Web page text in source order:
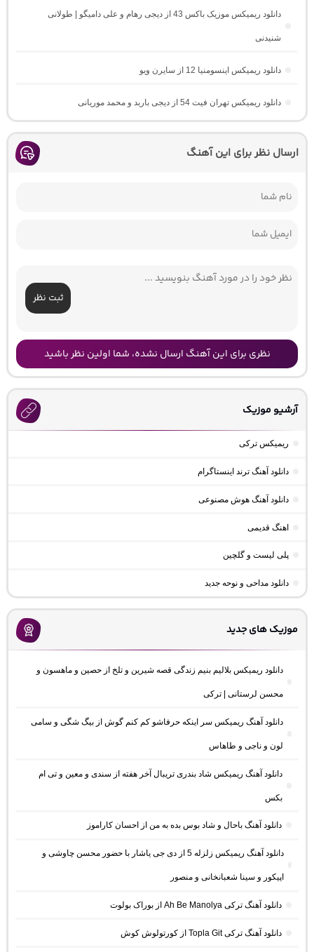
دانلود ریمیکس موزیک باکس 43 از دیجی رهام و علی دامیگو | طولانی
شنیدنی
دانلود ریمیکس اینسومنیا 12 از سایرن ویو
دانلود ریمیکس تهران فیت 54 از دیجی باربد و محمد موریانی
ارسال نظر برای این آهنگ
ثبت نظر
نظری برای این آهنگ ارسال نشده، شما اولین نظر باشید
آرشیو موزیک
ریمیکس ترکی
دانلود آهنگ ترند اینستاگرام
دانلود آهنگ هوش مصنوعی
اهنگ قدیمی
پلی لیست و گلچین
دانلود مداحی و نوحه جدید
موزیک های جدید
دانلود ریمیکس بلالیم بنیم زندگی قصه شیرین و تلخ از حصین و ماهسون و
محسن لرستانی | ترکی
دانلود آهنگ ریمیکس سر اینکه حرفاشو کم کنم گوش از بیگ شگی و سامی
لون و ناجی و طاهاس
دانلود آهنگ ریمیکس شاد بندری تریبال آخر هفته از سندی و معین و تی ام
بکس
دانلود آهنگ باحال و شاد بوس بده به من از احسان کاراموز
دانلود آهنگ ریمیکس زلزله 5 از دی جی یاشار با حضور محسن چاوشی و
اپیکور و سینا شعبانخانی و منصور
دانلود آهنگ ترکی Ah Be Manolya از بوراک بولوت
دانلود آهنگ ترکی Topla Git از کورتولوش کوش